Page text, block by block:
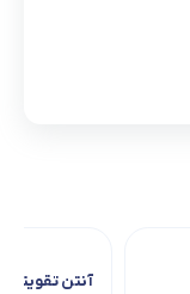
آنتن تقویتی 21dbi مدل SMA هواوی